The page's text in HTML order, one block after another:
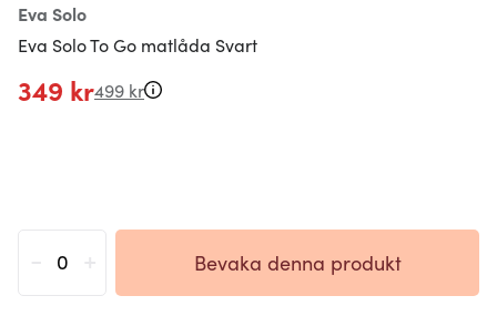
Eva Solo
Eva Solo To Go matlåda Svart
349 kr499 kr
Bevaka denna produkt